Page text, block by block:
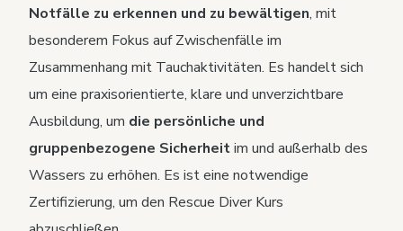
Notfälle zu erkennen und zu bewältigen, mit
besonderem Fokus auf Zwischenfälle im
Zusammenhang mit Tauchaktivitäten. Es handelt sich
um eine praxisorientierte, klare und unverzichtbare
Ausbildung, um die persönliche und
gruppenbezogene Sicherheitim und außerhalb des
Wassers zu erhöhen. Es ist eine notwendige
Zertifizierung, um den Rescue Diver Kurs